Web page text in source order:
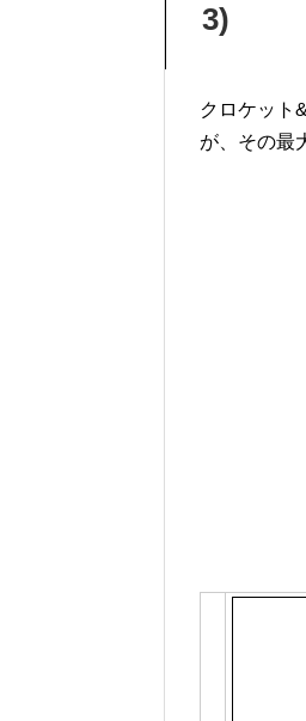
3)
クロケット
が、その最